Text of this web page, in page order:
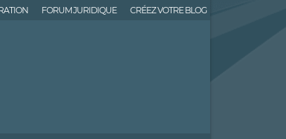
FORUM JURIDIQUE CRÉEZ VOTRE BLOG